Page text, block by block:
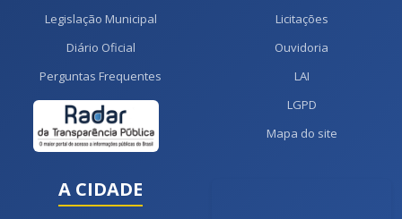
Legislação Municipal
Diário Oficial
Perguntas Frequentes
Licitações
Ouvidoria
LAI
LGPD
Mapa do site
A CIDADE